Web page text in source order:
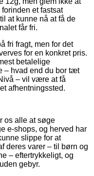
et fastsat
at kunne nå at få de
får fri.
fri fragt, men for det
for en konkret pris.
betalelige
– hvad end du bor tæt
– vil være at få
afhentningssted.
os alle at søge
e-shops, og herved har
slippe for at
deres varer – til børn og
– eftertrykkeligt, og
gebyr.